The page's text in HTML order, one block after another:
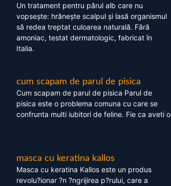
Un tratament pentru părul alb care nu
vopsește: hrănește scalpul și lasă organismul
să redea treptat culoarea naturală. Fără
amoniac, testat dermatologic, fabricat în
Italia.
cum scapam de parul de pisica
Cum scapam de parul de pisica Parul de
pisica este o problema comuna cu care se
confrunta multi iubitori de feline. Fie ca aveti o
masca cu keratina kallos
Masca cu keratina Kallos este un produs
revolu?ionar ?n ?ngrijirea p?rului, care a